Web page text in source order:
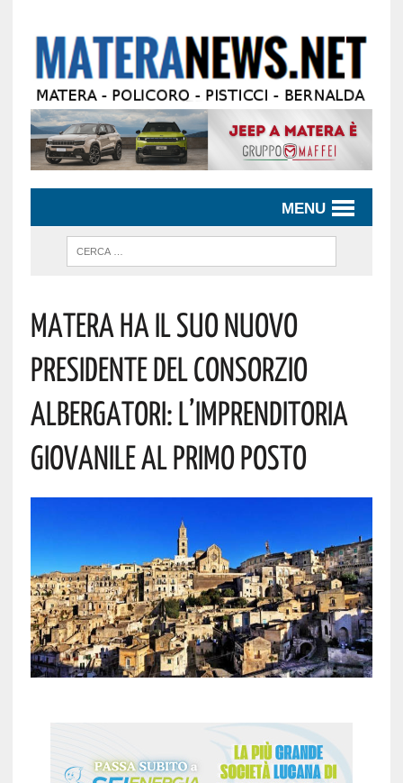
MENU
MATERA HA IL SUO NUOVO
PRESIDENTE DEL CONSORZIO
ALBERGATORI: L’IMPRENDITORIA
GIOVANILE AL PRIMO POSTO